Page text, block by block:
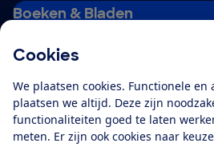
Cookies
We plaatsen cookies. Functionele en
plaatsen we altijd. Deze zijn
functionaliteiten goed te laten
meten. Er zijn ook cookies naar
Boeken & Bladen
Alles over de